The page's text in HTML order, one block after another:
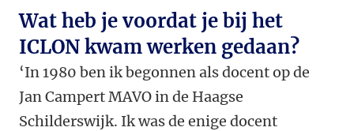
Wat heb je voordat je bij het
ICLON kwam werken gedaan?
‘In 1980 ben ik begonnen als docent op de
Jan Campert MAVO in de Haagse
Schilderswijk. Ik was de enige docent